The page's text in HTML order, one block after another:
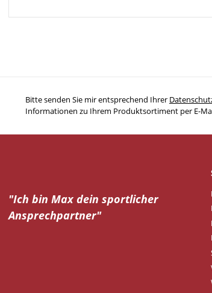
Bitte senden Sie mir entsprechend Ihrer
Informationen zu Ihrem Produktsortiment per E-
"Ich bin Max dein sportlicher
Ansprechpartner"